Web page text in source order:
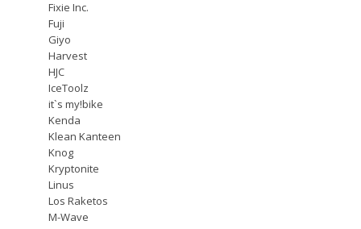
Fixie Inc.
Fuji
Giyo
Harvest
HJC
IceToolz
it`s my!bike
Kenda
Klean Kanteen
Knog
Kryptonite
Linus
Los Raketos
M-Wave